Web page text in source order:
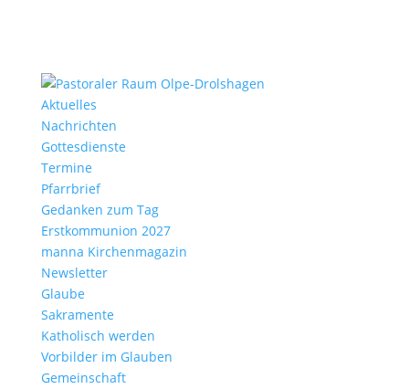
Aktu­elles
Nach­richten
Gottes­dienste
Termine
Pfarr­brief
Gedanken zum Tag
Erst­kom­mu­nion 2027
manna Kirchen­ma­gazin
News­letter
Glaube
Sakra­mente
Katho­lisch werden
Vorbilder im Glauben
Gemein­schaft